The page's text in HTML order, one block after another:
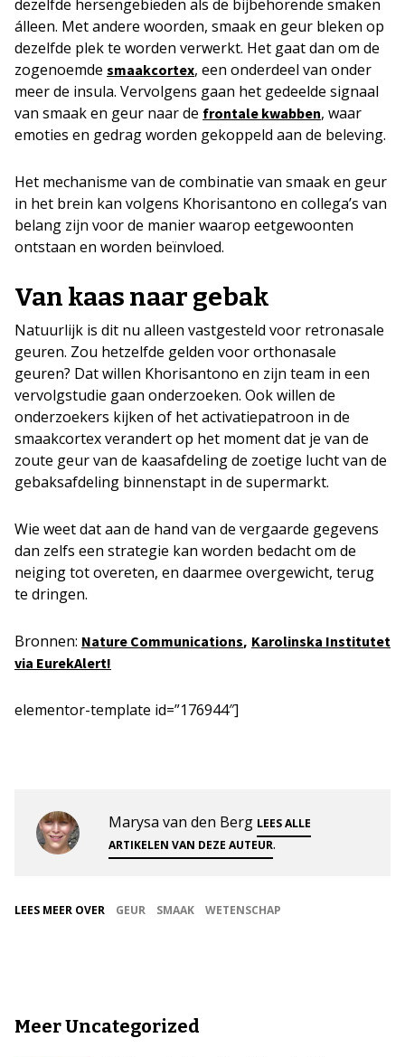
dezelfde hersengebieden als de bijbehorende smaken
álleen. Met andere woorden, smaak en geur bleken op
dezelfde plek te worden verwerkt. Het gaat dan om de
zogenoemde smaakcortex, een onderdeel van onder
meer de insula. Vervolgens gaan het gedeelde signaal
van smaak en geur naar de frontale kwabben, waar
emoties en gedrag worden gekoppeld aan de beleving.
Het mechanisme van de combinatie van smaak en geur
in het brein kan volgens Khorisantono en collega’s van
belang zijn voor de manier waarop eetgewoonten
ontstaan en worden beïnvloed.
Van kaas naar gebak
Natuurlijk is dit nu alleen vastgesteld voor retronasale
geuren. Zou hetzelfde gelden voor orthonasale
geuren? Dat willen Khorisantono en zijn team in een
vervolgstudie gaan onderzoeken. Ook willen de
onderzoekers kijken of het activatiepatroon in de
smaakcortex verandert op het moment dat je van de
zoute geur van de kaasafdeling de zoetige lucht van de
gebaksafdeling binnenstapt in de supermarkt.
Wie weet dat aan de hand van de vergaarde gegevens
dan zelfs een strategie kan worden bedacht om de
neiging tot overeten, en daarmee overgewicht, terug
te dringen.
Bronnen: Nature Communications, Karolinska Institutet
via EurekAlert!
elementor-template id=”176944″]
Marysa van den Berg LEES ALLE
ARTIKELEN VAN DEZE AUTEUR.
LEES MEER OVER GEUR SMAAK WETENSCHAP
Meer Uncategorized